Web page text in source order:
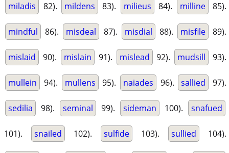
miladis 82). mildens 83). milieus 84). milline 85).
mindful 86). misdeal 87). misdial 88). misfile 89).
mislaid 90). mislain 91). mislead 92). mudsill 93).
mullein 94). mullens 95). naiades 96). sallied 97).
sedilia 98). seminal 99). sideman 100). snafued
101). snailed 102). sulfide 103). sullied 104).